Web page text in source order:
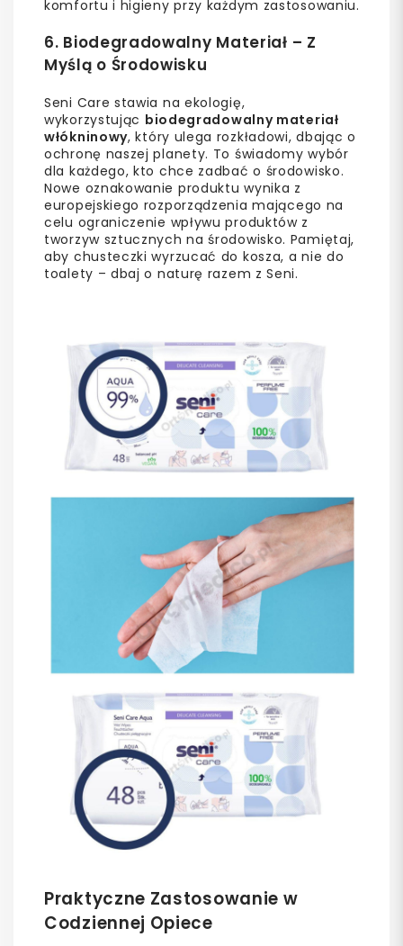
komfortu i higieny przy każdym zastosowaniu.
6. Biodegradowalny Materiał – Z
Myślą o Środowisku
Seni Care stawia na ekologię,
wykorzystując biodegradowalny materiał
włókninowy, który ulega rozkładowi, dbając o
ochronę naszej planety. To świadomy wybór
dla każdego, kto chce zadbać o środowisko.
Nowe oznakowanie produktu wynika z
europejskiego rozporządzenia mającego na
celu ograniczenie wpływu produktów z
tworzyw sztucznych na środowisko. Pamiętaj,
aby chusteczki wyrzucać do kosza, a nie do
toalety – dbaj o naturę razem z Seni.
Praktyczne Zastosowanie w
Codziennej Opiece